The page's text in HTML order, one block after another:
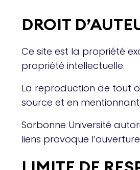
DROIT
Ce site est la propriété
propriété intellectuelle.
La reproduction de tout
source et en mentionnant
Sorbonne Université
liens provoque